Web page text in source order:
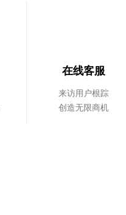
在线客服
来访用户根踪
创造无限商机